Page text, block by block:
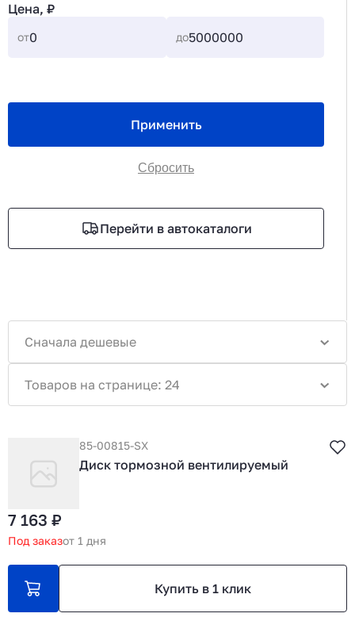
Цена, ₽
от до
Применить
Сбросить
Перейти в автокаталоги
Сначала дешевые
Товаров на странице: 24
85-00815-SX
Диск тормозной вентилируемый
7 163 ₽
Под заказот 1 дня
Купить в 1 клик